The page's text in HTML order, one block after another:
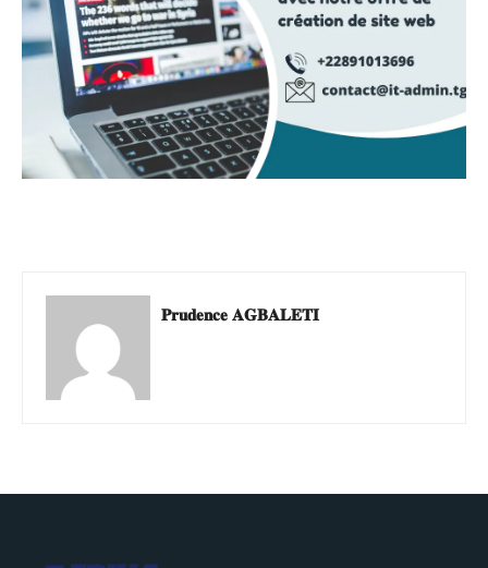
𝐏𝐫𝐮𝐝𝐞𝐧𝐜𝐞 𝐀𝐆𝐁𝐀𝐋𝐄𝐓𝐈